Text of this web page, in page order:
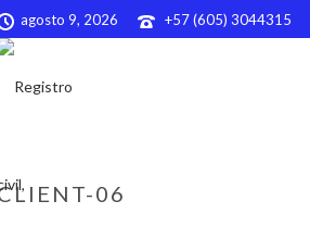
agosto 9, 2026 +57 (605) 3044315
06